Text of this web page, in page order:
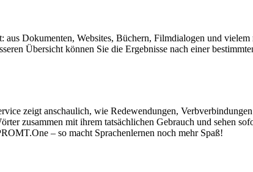
Dokumenten, Websites, Büchern, Filmdialogen und
Übersicht können Sie die Ergebnisse nach einer
zeigt anschaulich, wie Redewendungen,
zusammen mit ihrem tatsächlichen Gebrauch und sehen
– so macht Sprachenlernen noch mehr Spaß!